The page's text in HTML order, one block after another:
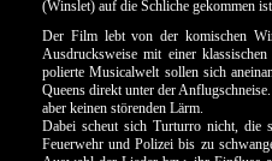
(Winslet) auf die Schliche gekommen
Der Film lebt von der komischen
Ausdrucksweise mit einer
polierte Musicalwelt sollen sich
Queens direkt unter der
aber keinen störenden Lärm.
Dabei scheut sich Turturro nicht, die
Feuerwehr und Polizei bis zu